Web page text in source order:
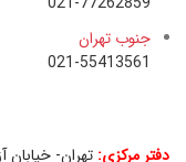
جنوب تهران
021-55413561
دفتر مرکزی: تهران-